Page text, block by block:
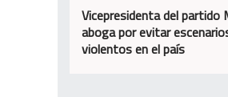
Vicepresidenta del partido
aboga por evitar
violentos en el país